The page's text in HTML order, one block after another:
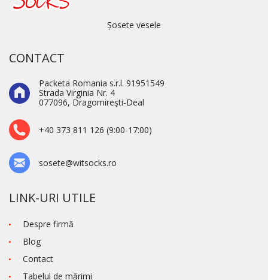
Șosete vesele
CONTACT
Packeta Romania s.r.l. 91951549
Strada Virginia Nr. 4
077096, Dragomirești-Deal
+40 373 811 126 (9:00-17:00)
sosete@witsocks.ro
LINK-URI UTILE
Despre firmă
Blog
Contact
Tabelul de mărimi